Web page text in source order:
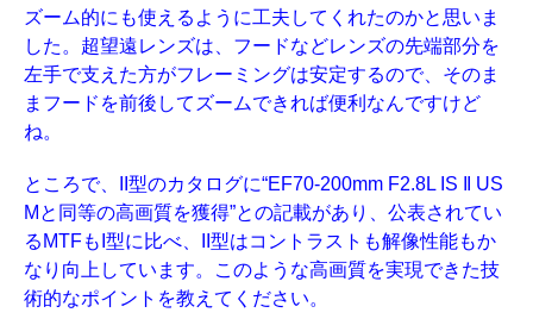
ズーム的にも使えるように工夫してくれたのかと思いま
した。超望遠レンズは、フードなどレンズの先端部分を
左手で支えた方がフレーミングは安定するので、そのま
まフードを前後してズームできれば便利なんですけど
ね。
ところで、II型のカタログに“EF70-200mm F2.8L IS II US
Mと同等の高画質を獲得”との記載があり、公表されてい
るMTFもI型に比べ、II型はコントラストも解像性能もか
なり向上しています。このような高画質を実現できた技
術的なポイントを教えてください。